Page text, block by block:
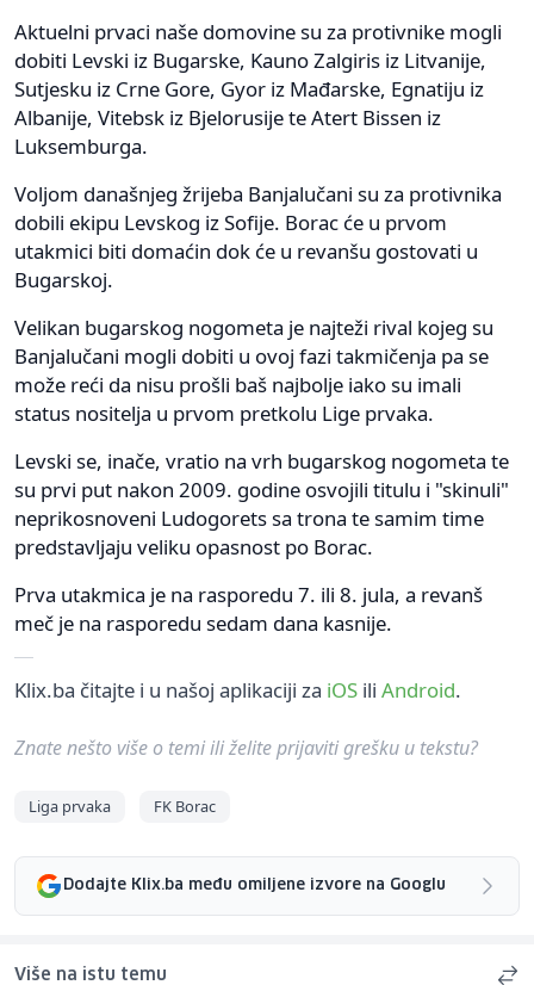
Aktuelni prvaci naše domovine su za protivnike mogli
dobiti Levski iz Bugarske, Kauno Zalgiris iz Litvanije,
Sutjesku iz Crne Gore, Gyor iz Mađarske, Egnatiju iz
Albanije, Vitebsk iz Bjelorusije te Atert Bissen iz
Luksemburga.
Voljom današnjeg žrijeba Banjalučani su za protivnika
dobili ekipu Levskog iz Sofije. Borac će u prvom
utakmici biti domaćin dok će u revanšu gostovati u
Bugarskoj.
Velikan bugarskog nogometa je najteži rival kojeg su
Banjalučani mogli dobiti u ovoj fazi takmičenja pa se
može reći da nisu prošli baš najbolje iako su imali
status nositelja u prvom pretkolu Lige prvaka.
Levski se, inače, vratio na vrh bugarskog nogometa te
su prvi put nakon 2009. godine osvojili titulu i "skinuli"
neprikosnoveni Ludogorets sa trona te samim time
predstavljaju veliku opasnost po Borac.
Prva utakmica je na rasporedu 7. ili 8. jula, a revanš
meč je na rasporedu sedam dana kasnije.
Klix.ba čitajte i u našoj aplikaciji za iOS ili Android.
Znate nešto više o temi ili želite prijaviti grešku u tekstu?
Liga prvaka FK Borac
Dodajte Klix.ba među omiljene izvore na Googlu
Više na istu temu